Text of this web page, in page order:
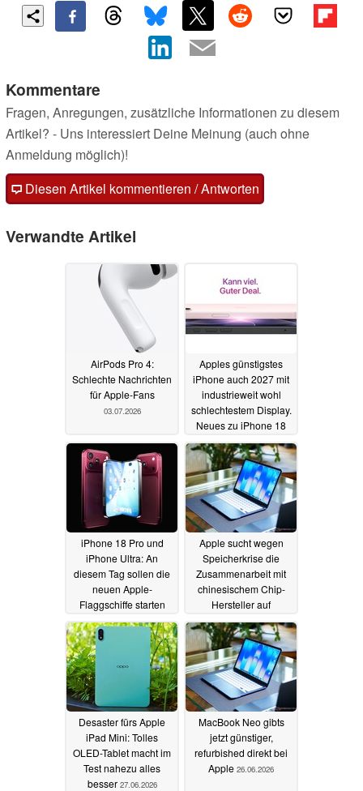
Kommentare
Fragen, Anregungen, zusätzliche Informationen zu diesem
Artikel? - Uns interessiert Deine Meinung (auch ohne
Anmeldung möglich)!
Diesen Artikel kommentieren / Antworten
Verwandte Artikel
AirPods Pro 4:
Schlechte Nachrichten
für Apple-Fans
03.07.2026
Apples günstigstes
iPhone auch 2027 mit
industrieweit wohl
schlechtestem Display.
Neues zu iPhone 18
bis iPhone Air 2
29.06.2026
iPhone 18 Pro und
iPhone Ultra: An
diesem Tag sollen die
neuen Apple-
Flaggschiffe starten
29.06.2026
Apple sucht wegen
Speicherkrise die
Zusammenarbeit mit
chinesischem Chip-
Hersteller auf
Pentagon-Liste
27.06.2026
Desaster fürs Apple
iPad Mini: Tolles
OLED-Tablet macht im
Test nahezu alles
besser 27.06.2026
MacBook Neo gibts
jetzt günstiger,
refurbished direkt bei
Apple 26.06.2026